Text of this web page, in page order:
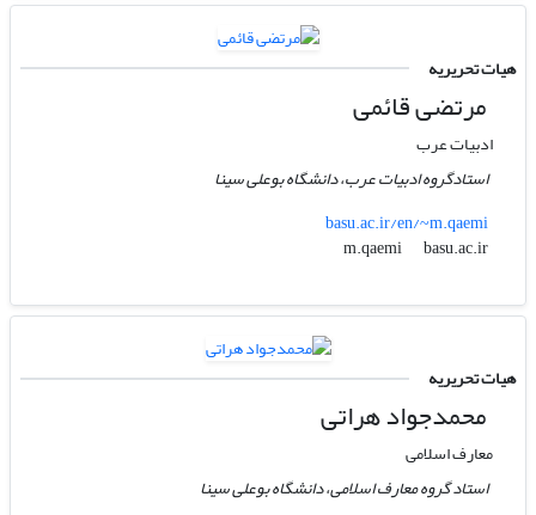
هیات تحریریه
مرتضی قائمی
ادبیات عرب
استادگروه ادبیات عرب، دانشگاه بوعلی سینا
basu.ac.ir/en/~m.qaemi
m.qaemi
basu.ac.ir
هیات تحریریه
محمدجواد هراتی
معارف اسلامی
استاد گروه معارف اسلامی، دانشگاه بوعلی سینا